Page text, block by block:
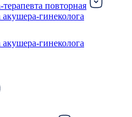
повторная
акушера-гинеколога
акушера-гинеколога